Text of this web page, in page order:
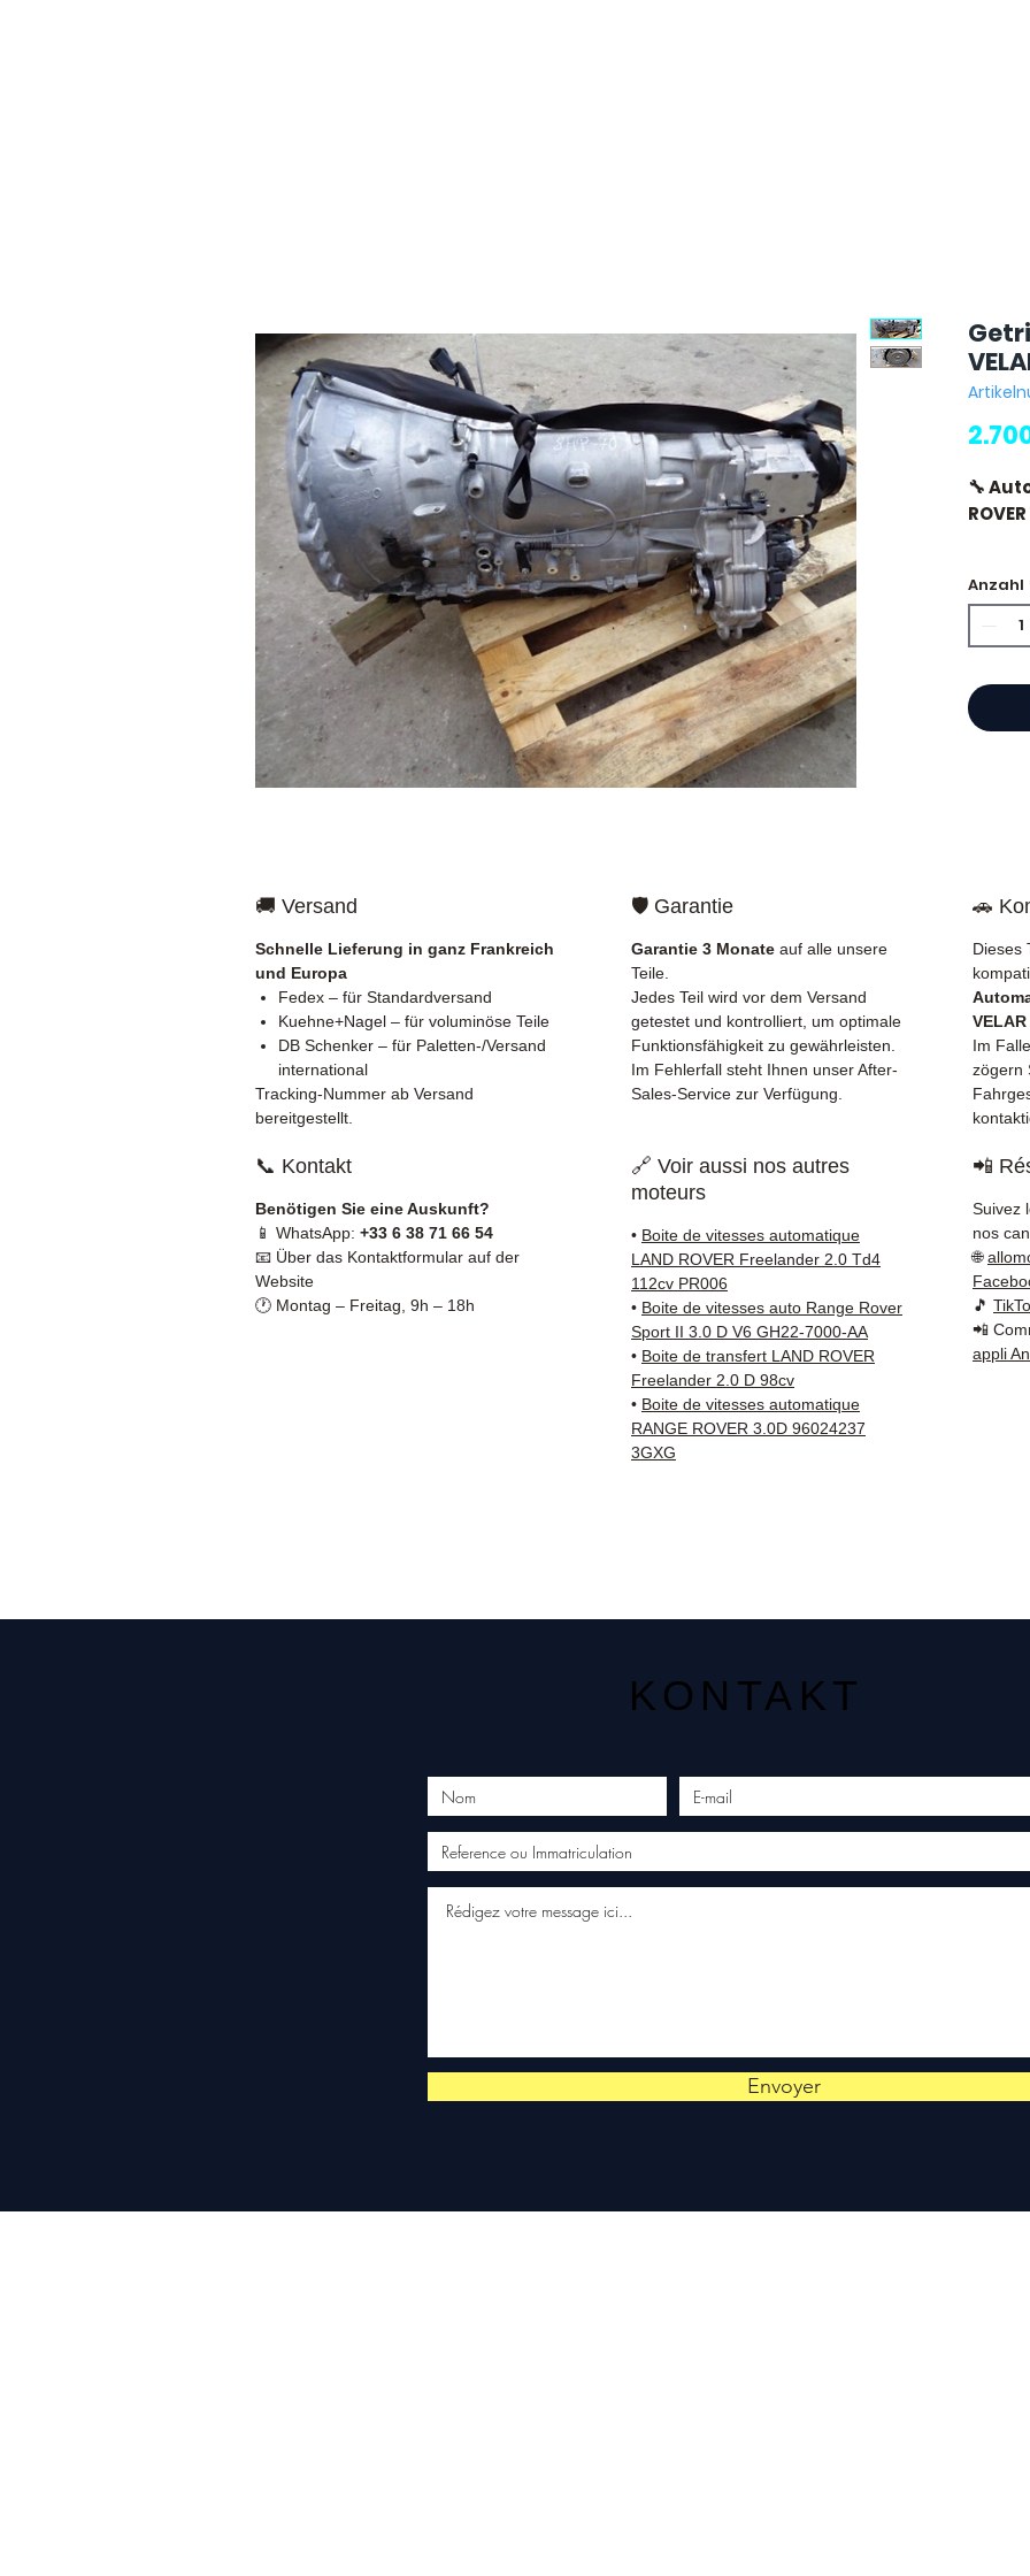
🔧
⭐
?
ganz
🇪🇺.
✅
und
✅ 3
✅
✅
📞
38 71
—
Anzahl
🚚 Versand
Schnelle Lieferung in ganz Frankreich
und Europa
Fedex – für Standardversand
Kuehne+Nagel – für voluminöse Teile
DB Schenker – für Paletten-/Versand
international
Tracking-Nummer ab Versand
bereitgestellt.
🛡️ Garantie
Garantie 3 Monate auf alle unsere
Teile.
Jedes Teil wird vor dem Versand
getestet und kontrolliert, um optimale
Funktionsfähigkeit zu gewährleisten.
Im Fehlerfall steht Ihnen unser After-
Sales-Service zur Verfügung.
🚗
Dieses
VELAR
Im
zögern
📞 Kontakt
Benötigen Sie eine Auskunft?
📱 WhatsApp: +33 6 38 71 66 54
📧 Über das Kontaktformular auf der
Website
🕐 Montag – Freitag, 9h – 18h
🔗 Voir aussi nos autres
moteurs
• Boite de vitesses automatique
LAND ROVER Freelander 2.0 Td4
112cv PR006
• Boite de vitesses auto Range Rover
Sport II 3.0 D V6 GH22-7000-AA
• Boite de transfert LAND ROVER
Freelander 2.0 D 98cv
• Boite de vitesses automatique
RANGE ROVER 3.0D 96024237
3GXG
📲
Suivez
nos
🌐
🎵
📲
appli
KONTAKT
Envoyer